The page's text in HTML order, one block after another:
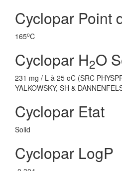
Cyclopar Point
165oC
Cyclopar H2O
231 mg / L à 25 oC (SRC
YALKOWSKY, SH &
Cyclopar Etat
Solid
Cyclopar LogP